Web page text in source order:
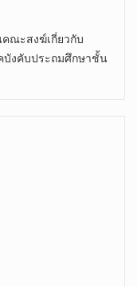
คณะสงฆ์เกี่ยวกับ
บังคับประถมศึกษาชั้น